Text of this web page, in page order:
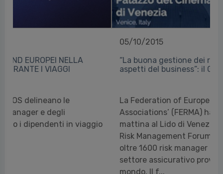
“La buona gestione dei rischi influenza tutti gli
aspetti del business”: il Group CEO di Generali
La Federation of European Risk Management
Associations’ (FERMA) ha inaugurato questa
mattina al Lido di Venezia l’edizione 2015 del
Risk Management Forum, con un pubblico di
oltre 1600 risk manager e professionisti del
settore assicurativo provenienti da tutto il